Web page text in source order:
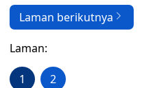
Laman berikutnya
Laman:
1 2